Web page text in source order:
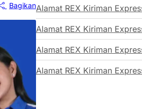
BagikanAlamat REX Kiriman
Alamat REX Kiriman
Alamat REX Kiriman
Alamat REX Kiriman